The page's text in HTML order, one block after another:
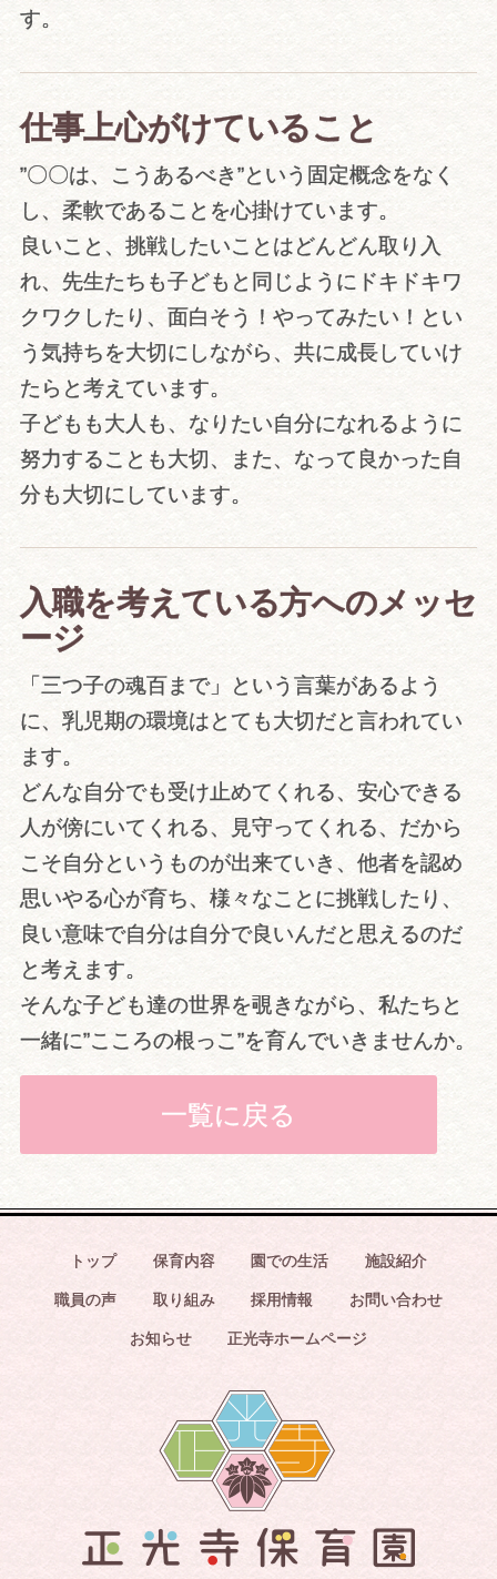
す。
仕事上心がけていること
”〇〇は、こうあるべき”という固定概念をなく
し、柔軟であることを心掛けています。
良いこと、挑戦したいことはどんどん取り入
れ、先生たちも子どもと同じようにドキドキワ
クワクしたり、面白そう！やってみたい！とい
う気持ちを大切にしながら、共に成長していけ
たらと考えています。
子どもも大人も、なりたい自分になれるように
努力することも大切、また、なって良かった自
分も大切にしています。
入職を考えている方へのメッセ
ージ
「三つ子の魂百まで」という言葉があるよう
に、乳児期の環境はとても大切だと言われてい
ます。
どんな自分でも受け止めてくれる、安心できる
人が傍にいてくれる、見守ってくれる、だから
こそ自分というものが出来ていき、他者を認め
思いやる心が育ち、様々なことに挑戦したり、
良い意味で自分は自分で良いんだと思えるのだ
と考えます。
そんな子ども達の世界を覗きながら、私たちと
一緒に”こころの根っこ”を育んでいきませんか。
一覧に戻る
トップ 保育内容 園での生活 施設紹介
職員の声 取り組み 採用情報 お問い合わせ
お知らせ 正光寺ホームページ